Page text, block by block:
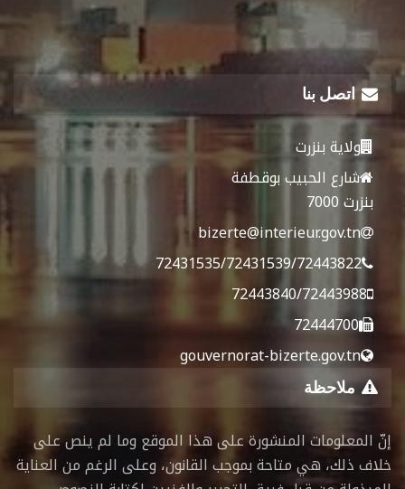
اتصل بنا
ولاية بنزرت
شارع الحبيب بوقطفة
بنزرت 7000
bizerte@interieur.gov.tn
72431535/72431539/72443822
72443840/72443988
72444700
gouvernorat-bizerte.gov.tn
ملاحظة
إنّ المعلومات المنشورة على هذا الموقع وما لم ينص على
خلاف ذلك، هي متاحة بموجب القانون، وعلى الرغم من العناية